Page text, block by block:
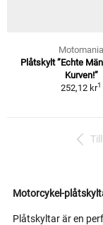
Motomania
Plåtskylt ”Echte
Kurven!”
252,12 kr1
Motorcykel-
Plåtskyltar är en